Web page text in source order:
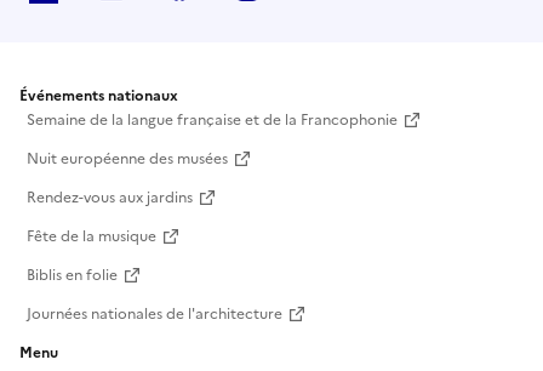
Événements nationaux
Semaine de la langue française et de la Francophonie
Nuit européenne des musées
Rendez-vous aux jardins
Fête de la musique
Biblis en folie
Journées nationales de l'architecture
Menu